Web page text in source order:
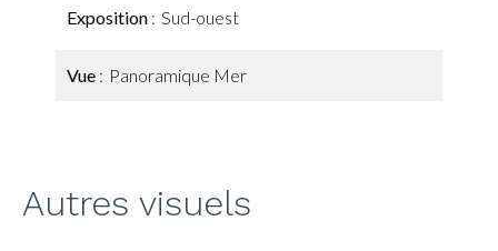
Exposition Sud-ouest
Vue Panoramique Mer
Autres visuels